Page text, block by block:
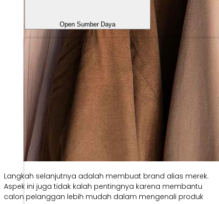
Open Sumber Daya
Langkah selanjutnya adalah membuat brand alias merek.
Aspek ini juga tidak kalah pentingnya karena membantu
calon pelanggan lebih mudah dalam mengenali produk